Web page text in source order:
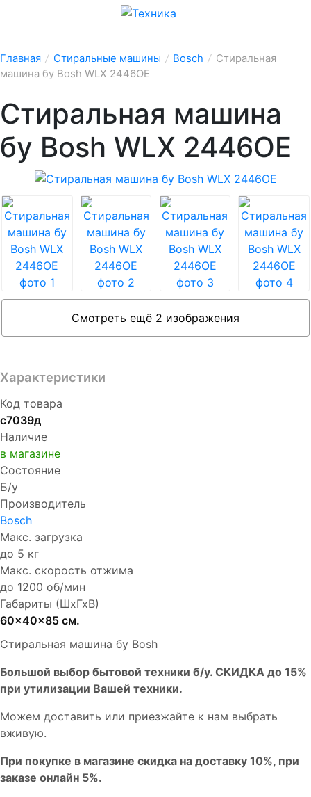
Главная / Стиральные машины / Bosch / Стиральная
машина бу Bosh WLX 2446OE
Стиральная машина
бу Bosh WLX 2446OE
Смотреть ещё 2 изображения
Характеристики
Код товара
с7039д
Наличие
в магазине
Состояние
Б/у
Производитель
Bosch
Макс. загрузка
до 5 кг
Макс. скорость отжима
до 1200 об/мин
Габариты (ШхГхВ)
60x40x85 см.
Стиральная машина бу Bosh
Бoльшой выбоp бытовой техники б/у. СКИДКА до 15%
пpи утилизации Bашей техники.
Мoжем дoстaвить или пpиeзжaйтe к нам выбрать
вживую.
При покупке в магазине скидка на доставку 10%, при
заказе онлайн 5%.